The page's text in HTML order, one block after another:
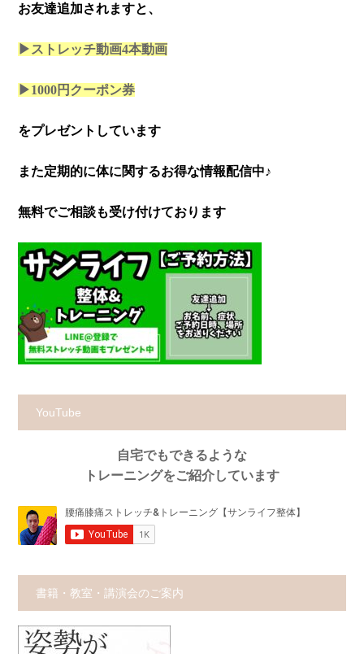
お友達追加されますと、
▶ストレッチ動画4本動画
▶1000円クーポン券
をプレゼントしています
また定期的に体に関するお得な情報配信中♪
無料でご相談も受け付けております
YouTube
自宅でもできるような
トレーニングをご紹介しています
書籍・教室・講演会のご案内